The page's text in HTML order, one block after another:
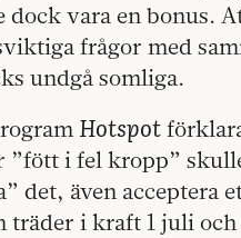
dock vara en bonus.
frågor med
undgå somliga.
Hotspot
”fött i fel kropp”
det, även acceptera
träder i kraft 1 juli